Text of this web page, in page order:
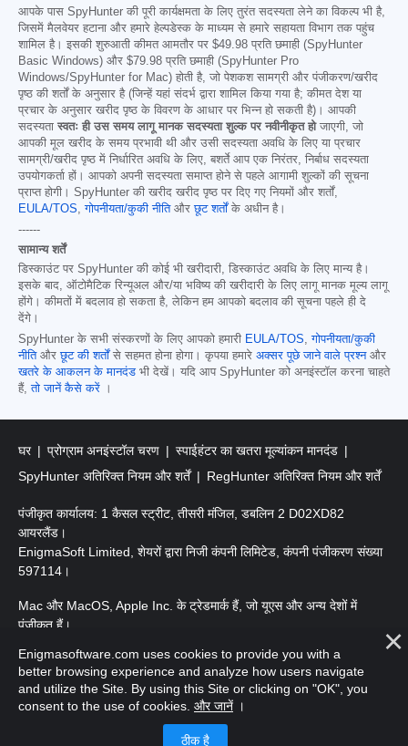
आपके पास SpyHunter की पूरी कार्यक्षमता के लिए तुरंत सदस्यता लेने का विकल्प भी है,
जिसमें मैलवेयर हटाना और हमारे हेल्पडेस्क के माध्यम से हमारे सहायता विभाग तक पहुंच
शामिल है। इसकी शुरुआती कीमत आमतौर पर $49.98 प्रति छमाही (SpyHunter
Basic Windows) और $79.98 प्रति छमाही (SpyHunter Pro
Windows/SpyHunter for Mac) होती है, जो पेशकश सामग्री और पंजीकरण/खरीद
पृष्ठ की शर्तों के अनुसार है (जिन्हें यहां संदर्भ द्वारा शामिल किया गया है; कीमत देश या
प्रचार के अनुसार खरीद पृष्ठ के विवरण के आधार पर भिन्न हो सकती है)। आपकी
सदस्यता स्वतः ही उस समय लागू मानक सदस्यता शुल्क पर नवीनीकृत होजाएगी, जो
आपकी मूल खरीद के समय प्रभावी थी और उसी सदस्यता अवधि के लिए या प्रचार
सामग्री/खरीद पृष्ठ में निर्धारित अवधि के लिए, बशर्ते आप एक निरंतर, निर्बाध सदस्यता
उपयोगकर्ता हों। आपको अपनी सदस्यता समाप्त होने से पहले आगामी शुल्कों की सूचना
प्राप्त होगी। SpyHunter की खरीद खरीद पृष्ठ पर दिए गए नियमों और शर्तों,
EULA/TOS,गोपनीयता/कुकी नीतिऔरछूट शर्तोंके अधीन है।
------
सामान्य शर्तें
डिस्काउंट पर SpyHunter की कोई भी खरीदारी, डिस्काउंट अवधि के लिए मान्य है।
इसके बाद, ऑटोमैटिक रिन्यूअल और/या भविष्य की खरीदारी के लिए लागू मानक मूल्य लागू
होंगे। कीमतों में बदलाव हो सकता है, लेकिन हम आपको बदलाव की सूचना पहले ही दे
देंगे।
SpyHunter के सभी संस्करणों के लिए आपको हमारी EULA/TOS,गोपनीयता/कुकी
नीतिऔरछूट की शर्तोंसे सहमत होना होगा। कृपया हमारे अक्सर पूछे जाने वाले प्रश्नऔर
खतरे के आकलन के मानदंड भी देखें। यदि आप SpyHunter को अनइंस्टॉल करना चाहते
हैं,तो जानें कैसे करें ।
घर प्रोग्राम अनइंस्टॉल चरण
स्पाईहंटर का खतरा मूल्यांकन मानदंड
SpyHunter अतिरिक्त नियम और शर्तें
RegHunter अतिरिक्त नियम और शर्तें
पंजीकृत कार्यालय: 1 कैसल स्ट्रीट, तीसरी मंजिल, डबलिन 2 D02XD82
आयरलैंड।
EnigmaSoft Limited, शेयरों द्वारा निजी कंपनी लिमिटेड, कंपनी पंजीकरण संख्या
597114।
Mac और MacOS, Apple Inc. के ट्रेडमार्क हैं, जो यूएस और अन्य देशों में
पंजीकृत हैं।
कॉपीराइट 2016-2026। EnigmaSoft Ltd. सर्वाधिकार सुरक्षित।
Enigmasoftware.com uses cookies to provide you with a
better browsing experience and analyze how users navigate
and utilize the Site. By using this Site or clicking on "OK", you
consent to the use of cookies. और जानें ।